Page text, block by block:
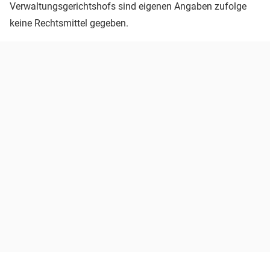
Verwaltungsgerichtshofs sind eigenen Angaben zufolge
keine Rechtsmittel gegeben.